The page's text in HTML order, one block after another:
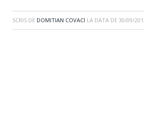
SCRIS DE DOMITIAN COVACI LA DATA DE 30/09/